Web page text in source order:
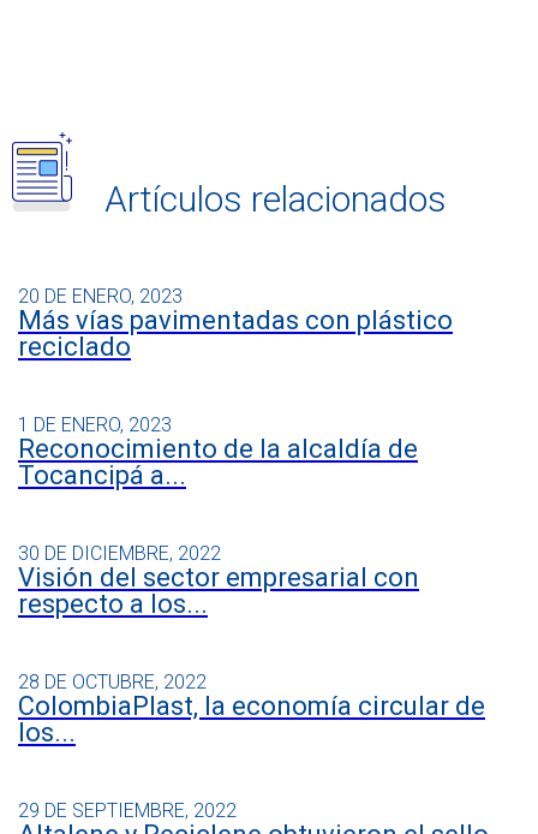
Artículos relacionados
20 DE ENERO, 2023
Más vías pavimentadas con plástico
reciclado
1 DE ENERO, 2023
Reconocimiento de la alcaldía de
Tocancipá a...
30 DE DICIEMBRE, 2022
Visión del sector empresarial con
respecto a los...
28 DE OCTUBRE, 2022
ColombiaPlast, la economía circular de
los...
29 DE SEPTIEMBRE, 2022